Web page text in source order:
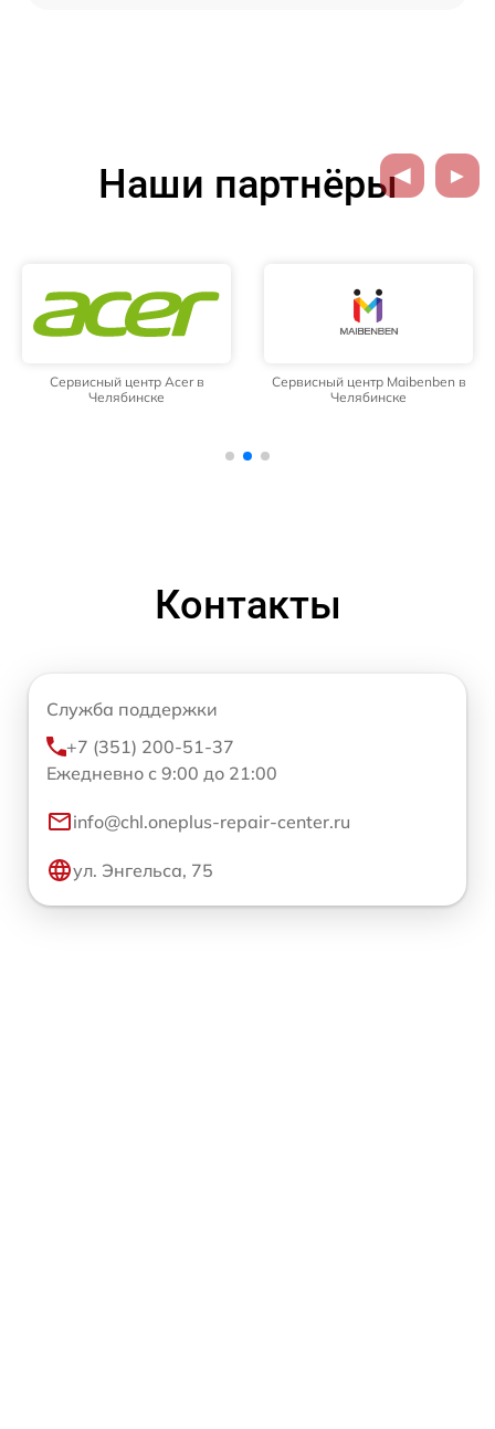
Наши партнёры
Сервисный центр Acer в
Челябинске
Сервисный центр Maibenben в
Челябинске
Контакты
Служба поддержки
+7 (351) 200-51-37
Ежедневно с 9:00 до 21:00
info@chl.oneplus-repair-center.ru
ул. Энгельса, 75